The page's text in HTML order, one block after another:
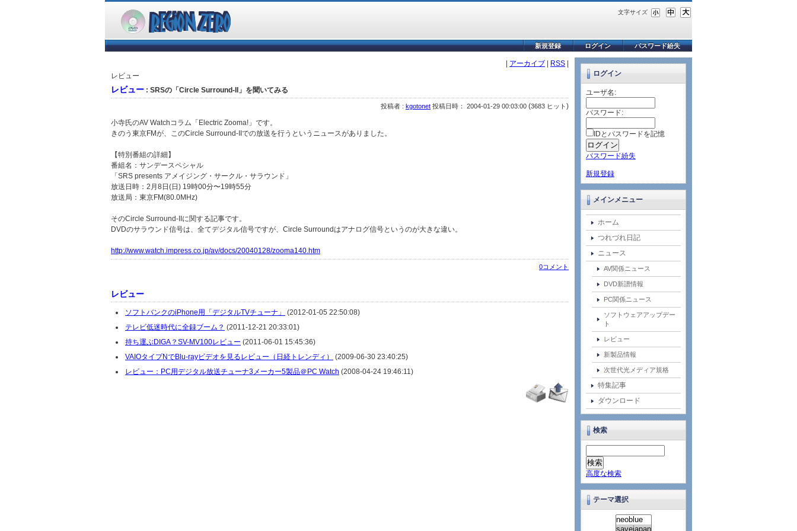
文字サイズ
パスワード紛失
ログイン
新規登録
アーカイブ RSS
レビュー
レビュー : SRSの「Circle Surround-II」を聞いてみる
投稿者 : kgotonet 投稿日時： 2004-01-29 00:03:00 (3683 ヒット)
小寺氏のAV Watchコラム「Electric Zooma!」です。
きのう東京FMが、このCircle Surround-IIでの放送を行うというニュースがありました。
【特別番組の詳細】
番組名：サンデースペシャル
「SRS presents アメイジング・サークル・サラウンド」
放送日時：2月8日(日) 19時00分〜19時55分
放送局：東京FM(80.0MHz)
そのCircle Surround-IIに関する記事です。
DVDのサラウンド信号は、全てデジタル信号ですが、Circle Surroundはアナログ信号というのが大きな違い。
http://www.watch.impress.co.jp/av/docs/20040128/zooma140.htm
0コメント
レビュー
ソフトバンクのiPhone用「デジタルTVチューナ」
(2012-01-05 22:50:08)
テレビ低迷時代に全録ブーム？ (2011-12-21 20:33:01)
持ち運ぶDIGA？SV-MV100レビュー (2011-06-01 15:45:36)
VAIOタイプNでBlu-rayビデオを見るレビュー（日経トレンディ）
(2009-06-30 23:40:25)
レビュー：PC用デジタル放送チューナ3メーカー5製品＠PC Watch (2008-04-24 19:46:11)
ログイン
ユーザ名:
パスワード:
IDとパスワードを記憶
パスワード紛失
新規登録
メインメニュー
ホーム
つれづれ日記
ニュース
AV関係ニュース
DVD新譜情報
PC関係ニュース
ソフトウェアアップデー
ト
レビュー
新製品情報
次世代光メディア規格
特集記事
ダウンロード
検索
高度な検索
テーマ選択